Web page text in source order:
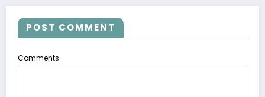
POST COMMENT
Comments